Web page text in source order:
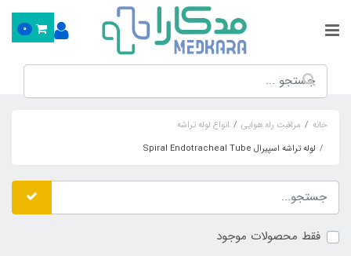
0
خانه مراقبت راه هوایی
انواع لوله تراشه
لوله تراشه اسپیرال Spiral Endotracheal Tube
فقط محصولات موجود